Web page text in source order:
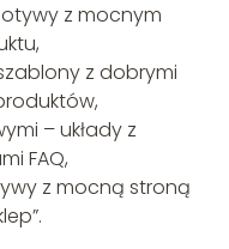
z mocnym
z dobrymi
– układy z
FAQ,
z mocną stroną